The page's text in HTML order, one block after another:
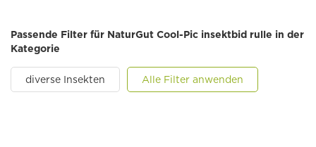
Passende Filter für NaturGut Cool-Pic insektbid rulle in der
Kategorie
diverse Insekten Alle Filter anwenden